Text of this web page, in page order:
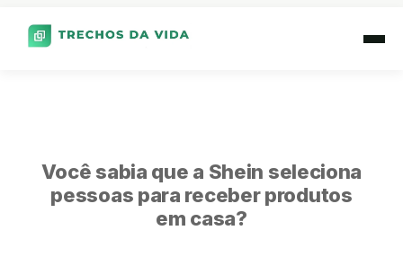
Você sabia que a Shein seleciona
pessoas para receber produtos
em casa?